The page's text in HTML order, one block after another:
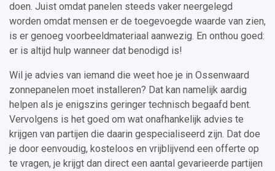
doen. Juist omdat panelen steeds vaker neergelegd
worden omdat mensen er de toegevoegde waarde van zien,
is er genoeg voorbeeldmateriaal aanwezig. En onthou goed:
er is altijd hulp wanneer dat benodigd is!
Wil je advies van iemand die weet hoe je in Ossenwaard
zonnepanelen moet installeren? Dat kan namelijk aardig
helpen als je enigszins geringer technisch begaafd bent.
Vervolgens is het goed om wat onafhankelijk advies te
krijgen van partijen die daarin gespecialiseerd zijn. Dat doe
je door eenvoudig, kosteloos en vrijblijvend een offerte op
te vragen, je krijgt dan direct een aantal gevarieerde partijen